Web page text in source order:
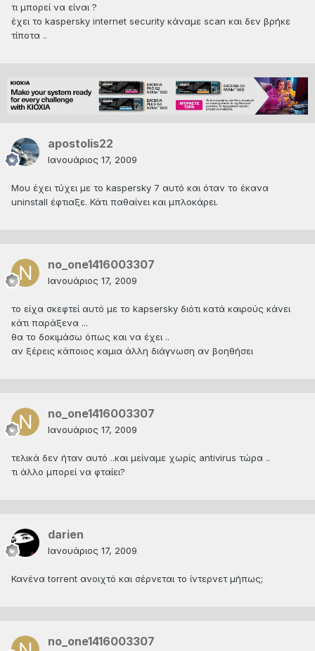
τι μπορεί να είναι ?
έχει το kaspersky internet security κάναμε scan και δεν βρήκε
τίποτα ..
apostolis22
Ιανουάριος 17, 2009
Μου έχει τύχει με το kaspersky 7 αυτό και όταν το έκανα
uninstall έφτιαξε. Κάτι παθαίνει και μπλοκάρει.
no_one1416003307
Ιανουάριος 17, 2009
το είχα σκεφτεί αυτό με το kapsersky διότι κατά καιρούς κάνει
κάτι παράξενα ...
θα το δοκιμάσω όπως και να έχει ..
αν ξέρεις κάποιος καμια άλλη διάγνωση αν βοηθήσει
no_one1416003307
Ιανουάριος 17, 2009
τελικά δεν ήταν αυτό ..και μείναμε χωρίς antivirus τώρα ..
τι άλλο μπορεί να φταίει?
darien
Ιανουάριος 17, 2009
Κανένα torrent ανοιχτό και σέρνεται το ίντερνετ μήπως;
no_one1416003307